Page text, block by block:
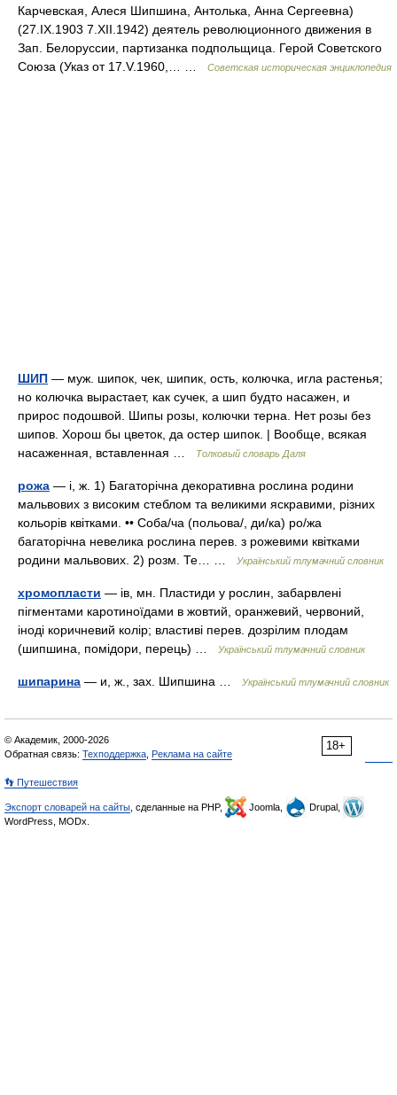
Карчевская, Алеся Шипшина, Антолька, Анна Сергеевна)
(27.IX.1903 7.XII.1942) деятель революционного движения в
Зап. Белоруссии, партизанка подпольщица. Герой Советского
Союза (Указ от 17.V.1960,… …
Советская историческая энциклопедия
ШИП — муж. шипок, чек, шипик, ость, колючка, игла растенья;
но колючка вырастает, как сучек, а шип будто насажен, и
прирос подошвой. Шипы розы, колючки терна. Нет розы без
шипов. Хорош бы цветок, да остер шипок. | Вообще, всякая
насаженная, вставленная …
Толковый словарь Даля
рожа — і, ж. 1) Багаторічна декоративна рослина родини
мальвових з високим стеблом та великими яскравими, різних
кольорів квітками. •• Соба/ча (польова/, ди/ка) ро/жа
багаторічна невелика рослина перев. з рожевими квітками
родини мальвових. 2) розм. Те… …
Український тлумачний словник
хромопласти — ів, мн. Пластиди у рослин, забарвлені
пігментами каротиноїдами в жовтий, оранжевий, червоний,
іноді коричневий колір; властиві перев. дозрілим плодам
(шипшина, помідори, перець) …
Український тлумачний словник
шипарина — и, ж., зах. Шипшина … Український тлумачний словник
18+
© Академик, 2000-2026
Обратная связь: Техподдержка Реклама на сайте
👣 Путешествия
Экспорт словарей на сайты , сделанные на PHP, Joomla,
Drupal,
WordPress, MODx.